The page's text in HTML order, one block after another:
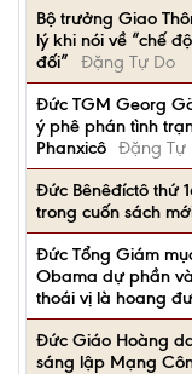
Bộ trưởng Giao
lý khi nói về “chế
đối”
Đặng Tự Do
Ðức TGM Georg
ý phê phán tình
Phanxicô Đặng Tự
Đức Bênêđíctô thứ
trong cuốn sách
Đức Tổng Giám
Obama dự phần
thoái vị là hoang
Đức Giáo Hoàng
sáng lập Mạng